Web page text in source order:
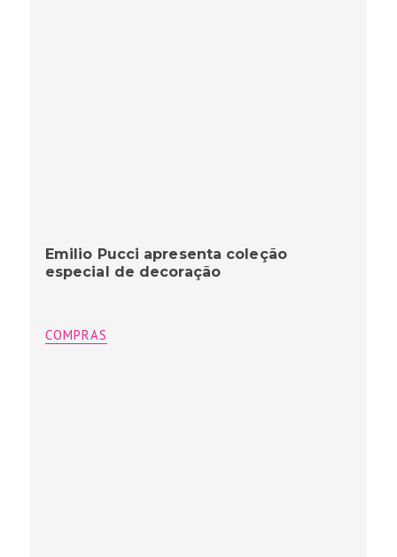
Emilio Pucci apresenta coleção
especial de decoração
COMPRAS